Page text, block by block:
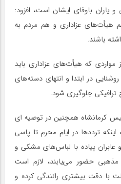
و یاران باوفای ایشان است، افزود:
هیأت‌های عزاداری و هم مردم به
باشند.
که هیأت‌های عزاداری باید
در ابتدا و انتهای دسته‌های
ترافیکی جلوگیری شود.
کرمانشاه همچنین در توصیه‌ ای
ترددها در ایام محرم تا پاسی
و عابران پیاده با لباس‌های مشکی و
حضور می‌یابند، لازم است
با دقت بیشتری رانندگی کرده و